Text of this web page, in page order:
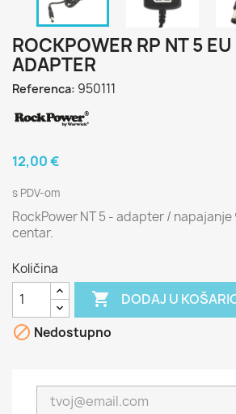
ROCKPOWER RP NT 5
ADAPTER
Referenca: 950111
12,00 €
s PDV-om
RockPower NT 5 - adapter / napajanje
centar.
Količina
 DODAJ U
 Nedostupno